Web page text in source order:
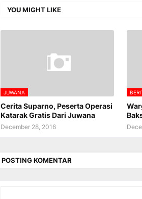
YOU MIGHT LIKE
JUWANA
Cerita Suparno, Peserta Operasi
Katarak Gratis Dari Juwana
December 28, 2016
POSTING KOMENTAR